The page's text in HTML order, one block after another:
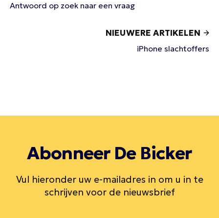
Antwoord op zoek naar een vraag
NIEUWERE ARTIKELEN
iPhone slachtoffers
Abonneer De Bicker
Vul hieronder uw e-mailadres in om u in te
schrijven voor de nieuwsbrief